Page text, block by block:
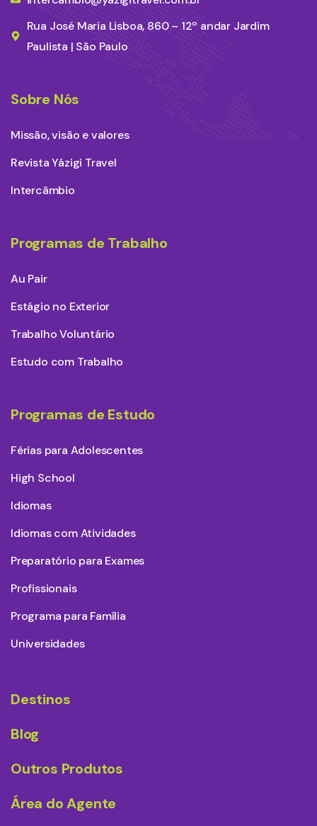
Rua José Maria Lisboa, 860 – 12º andar Jardim
Paulista | São Paulo
Sobre Nós
Missão, visão e valores
Revista Yázigi Travel
Intercâmbio
Programas de Trabalho
Au Pair
Estágio no Exterior
Trabalho Voluntário
Estudo com Trabalho
Programas de Estudo
Férias para Adolescentes
High School
Idiomas
Idiomas com Atividades
Preparatório para Exames
Profissionais
Programa para Família
Universidades
Destinos
Blog
Outros Produtos
Área do Agente